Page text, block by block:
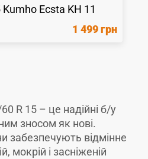
Kumho Ecsta KH 11
1 499 грн
R 15 – це надійні б/у
зносом як новi.
забезпечують відмінне
мокрій і засніженій